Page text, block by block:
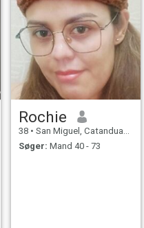
Rochie
38 • San Miguel, Catanduanes, Filippinerne
Søger: Mand 40 - 73